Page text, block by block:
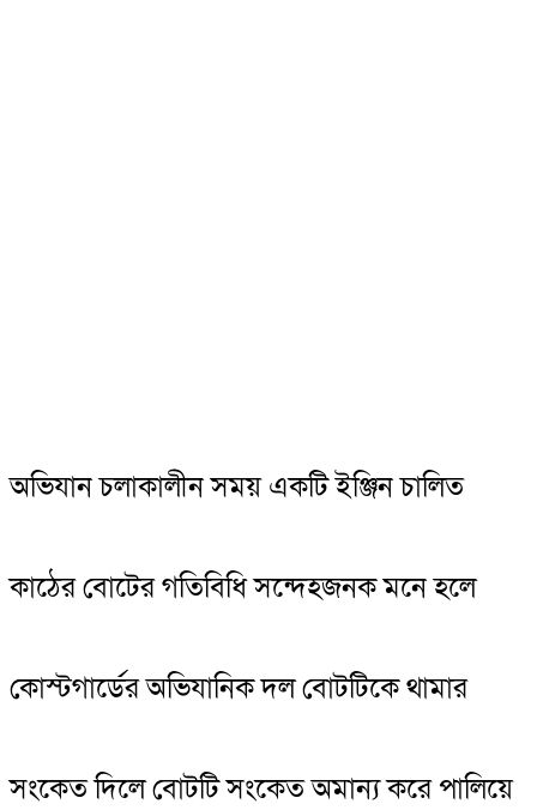
অভিযান চলাকালীন সময় একটি ইঞ্জিন চালিত
কাঠের বোটের গতিবিধি সন্দেহজনক মনে হলে
কোস্টগার্ডের অভিযানিক দল বোটটিকে থামার
সংকেত দিলে বোটটি সংকেত অমান্য করে পালিয়ে